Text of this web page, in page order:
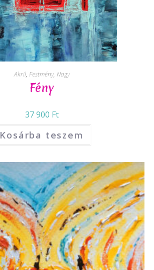
Akril, Festmény, Nagy
Fény
37 900 Ft
Kosárba teszem